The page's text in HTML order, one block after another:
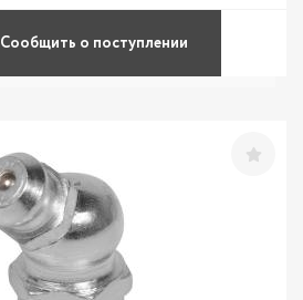
Сообщить о поступлении